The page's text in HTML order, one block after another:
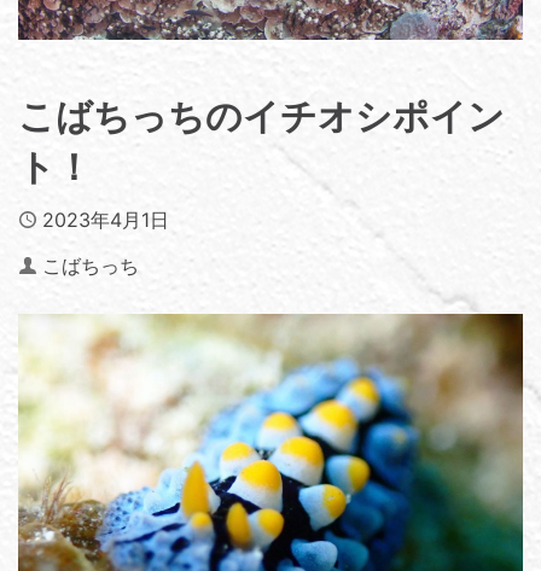
こばちっちのイチオシポイン
ト！
Published
2023年4月1日
Author
こばちっち